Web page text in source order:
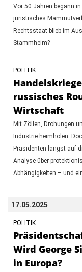
Vor 50 Jahren begann
juristisches
Rechtsstaat blieb im
Stammheim?
POLITIK
russisches
Wirtschaft
Mit Zöllen, Drohungen
Industrie heimholen.
Präsidenten längst auf
Analyse über
Abhängigkeiten – und
17.05.2025
POLITIK
Wird George
in Europa?